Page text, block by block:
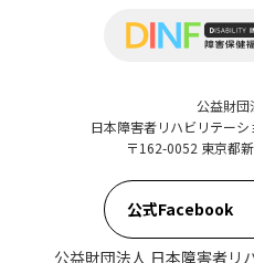
公益財団
日本障害者リハビリテー
〒162-0052 東京都
公式Facebook
公益財団法人 日本障害者リ